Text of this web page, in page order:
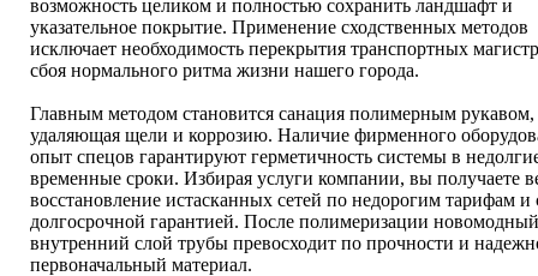
возможность целиком и полностью сохранить ландшафт и
указательное покрытие. Применение сходственных методов
исключает необходимость перекрытия транспортных
сбоя нормального ритма жизни нашего города.
Главным методом становится санация полимерным рукавом,
удаляющая щели и коррозию. Наличие фирменного
опыт спецов гарантируют герметичность системы в
временные сроки. Избирая услуги компании, вы получаете
восстановление истасканных сетей по недорогим тарифам и
долгосрочной гарантией. После полимеризации новомодный
внутренний слой трубы превосходит по прочности и
первоначальный материал.